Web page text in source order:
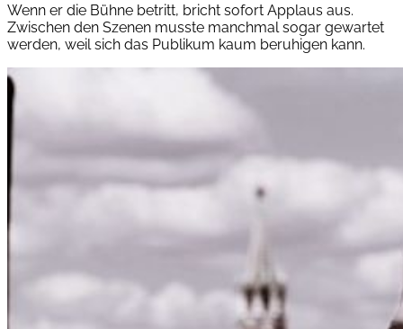
Wenn er die Bühne betritt, bricht sofort Applaus aus.
Zwischen den Szenen musste manchmal sogar gewartet
werden, weil sich das Publikum kaum beruhigen kann.